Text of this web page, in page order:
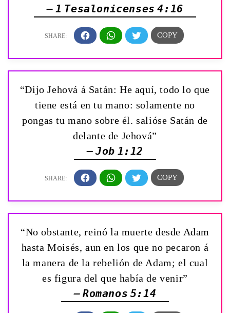
— 1 Tesalonicenses 4:16
“Dijo Jehová á Satán: He aquí, todo lo que
tiene está en tu mano: solamente no
pongas tu mano sobre él. salióse Satán de
delante de Jehová”
— Job 1:12
“No obstante, reinó la muerte desde Adam
hasta Moisés, aun en los que no pecaron á
la manera de la rebelión de Adam; el cual
es figura del que había de venir”
— Romanos 5:14